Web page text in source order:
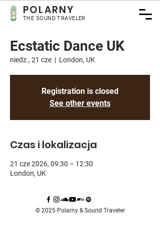
POLARNY
THE SOUND TRAVELER
Ecstatic Dance UK
niedz., 21 cze
  |
London, UK
Registration is closed
See other events
Czas i lokalizacja
21 cze 2026, 09:30 – 12:30
London, UK
© 2025 Polarny & Sound Traveler